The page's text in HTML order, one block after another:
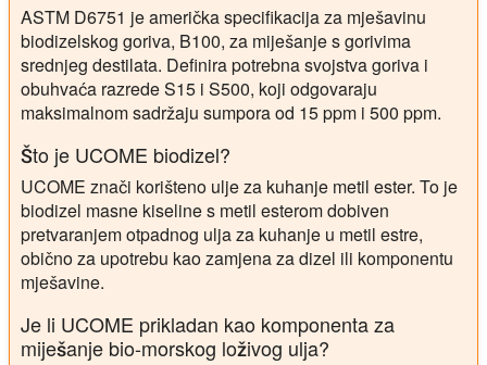
ASTM D6751 je američka specifikacija za mješavinu
biodizelskog goriva, B100, za miješanje s gorivima
srednjeg destilata. Definira potrebna svojstva goriva i
obuhvaća razrede S15 i S500, koji odgovaraju
maksimalnom sadržaju sumpora od 15 ppm i 500 ppm.
Što je UCOME biodizel?
UCOME znači korišteno ulje za kuhanje metil ester. To je
biodizel masne kiseline s metil esterom dobiven
pretvaranjem otpadnog ulja za kuhanje u metil estre,
obično za upotrebu kao zamjena za dizel ili komponentu
mješavine.
Je li UCOME prikladan kao komponenta za
miješanje bio-morskog loživog ulja?